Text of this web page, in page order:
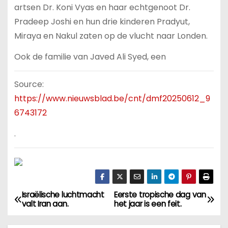
artsen Dr. Koni Vyas en haar echtgenoot Dr.
Pradeep Joshi en hun drie kinderen Pradyut,
Miraya en Nakul zaten op de vlucht naar Londen.
Ook de familie van Javed Ali Syed, een
Source:
https://www.nieuwsblad.be/cnt/dmf20250612_9
6743172
.
B
e
Eerste tropische dag van
het jaar is een feit.
Israëlische luchtmacht
valt Iran aan.